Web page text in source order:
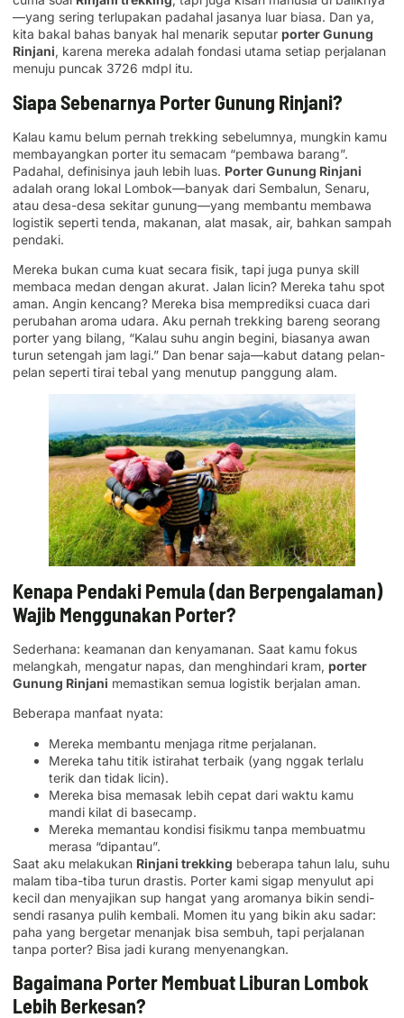
—yang sering terlupakan padahal jasanya luar biasa. Dan ya,
kita bakal bahas banyak hal menarik seputar porter Gunung
Rinjani, karena mereka adalah fondasi utama setiap perjalanan
menuju puncak 3726 mdpl itu.
Siapa Sebenarnya Porter Gunung Rinjani?
Kalau kamu belum pernah trekking sebelumnya, mungkin kamu
membayangkan porter itu semacam “pembawa barang”.
Padahal, definisinya jauh lebih luas. Porter Gunung Rinjani
adalah orang lokal Lombok—banyak dari Sembalun, Senaru,
atau desa-desa sekitar gunung—yang membantu membawa
logistik seperti tenda, makanan, alat masak, air, bahkan sampah
pendaki.
Mereka bukan cuma kuat secara fisik, tapi juga punya skill
membaca medan dengan akurat. Jalan licin? Mereka tahu spot
aman. Angin kencang? Mereka bisa memprediksi cuaca dari
perubahan aroma udara. Aku pernah trekking bareng seorang
porter yang bilang, “Kalau suhu angin begini, biasanya awan
turun setengah jam lagi.” Dan benar saja—kabut datang pelan-
pelan seperti tirai tebal yang menutup panggung alam.
Kenapa Pendaki Pemula (dan Berpengalaman)
Wajib Menggunakan Porter?
Sederhana: keamanan dan kenyamanan. Saat kamu fokus
melangkah, mengatur napas, dan menghindari kram, porter
Gunung Rinjani memastikan semua logistik berjalan aman.
Beberapa manfaat nyata:
Mereka membantu menjaga ritme perjalanan.
Mereka tahu titik istirahat terbaik (yang nggak terlalu
terik dan tidak licin).
Mereka bisa memasak lebih cepat dari waktu kamu
mandi kilat di basecamp.
Mereka memantau kondisi fisikmu tanpa membuatmu
merasa “dipantau”.
Saat aku melakukan Rinjani trekking beberapa tahun lalu, suhu
malam tiba-tiba turun drastis. Porter kami sigap menyulut api
kecil dan menyajikan sup hangat yang aromanya bikin sendi-
sendi rasanya pulih kembali. Momen itu yang bikin aku sadar:
paha yang bergetar menanjak bisa sembuh, tapi perjalanan
tanpa porter? Bisa jadi kurang menyenangkan.
Bagaimana Porter Membuat Liburan Lombok
Lebih Berkesan?